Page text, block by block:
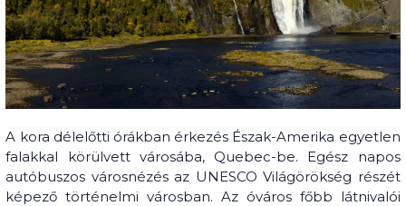
A kora délelőtti órákban érkezés Észak-Amerika egyetlen
falakkal körülvett városába, Quebec-be. Egész napos
autóbuszos városnézés az UNESCO Világörökség részét
képező történelmi városban. Az óváros főbb látnivalói